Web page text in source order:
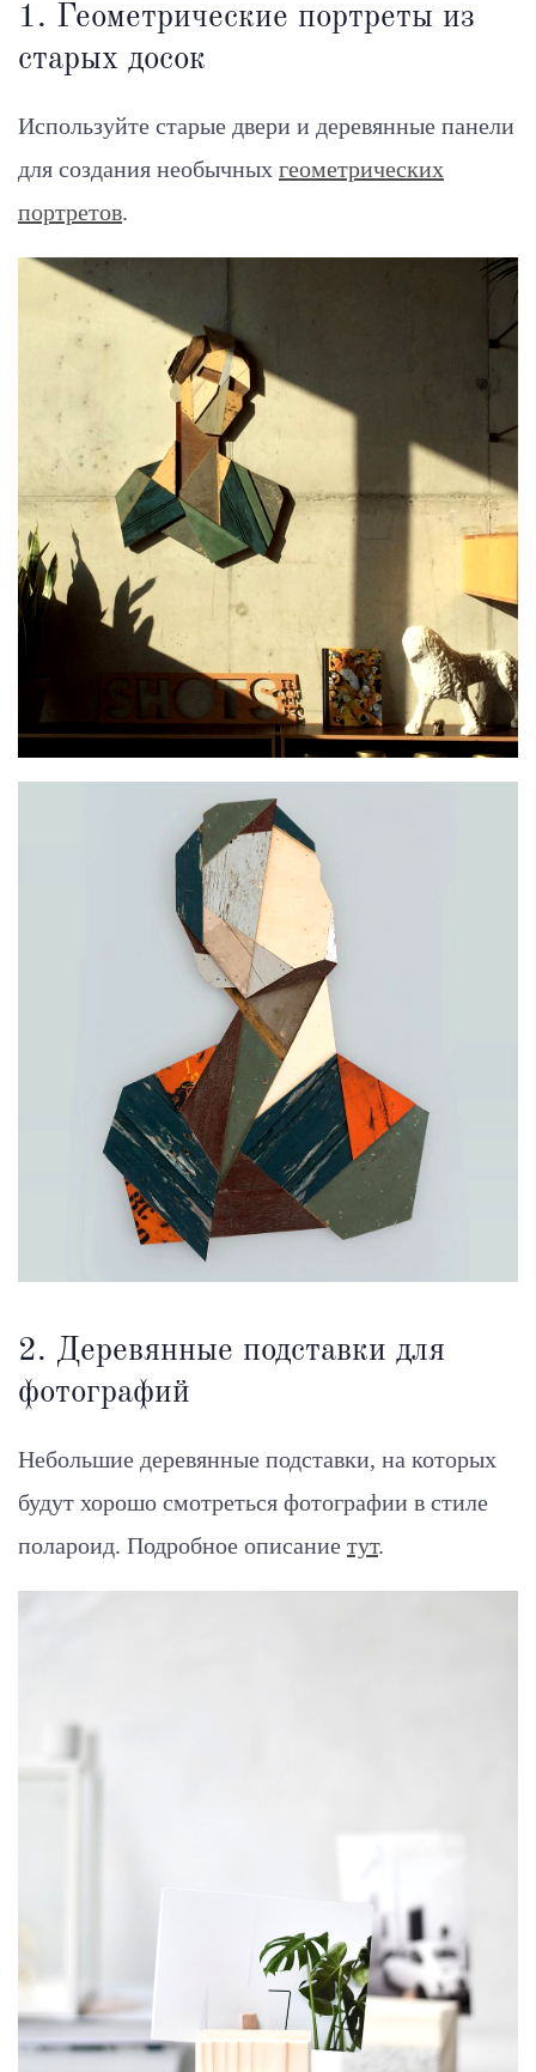
1. Геометрические портреты из
старых досок
Используйте старые двери и деревянные панели
для создания необычных геометрических
портретов.
2. Деревянные подставки для
фотографий
Небольшие деревянные подставки, на которых
будут хорошо смотреться фотографии в стиле
полароид. Подробное описание тут.